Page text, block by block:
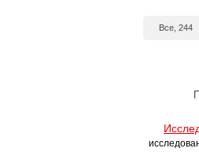
Все, 244